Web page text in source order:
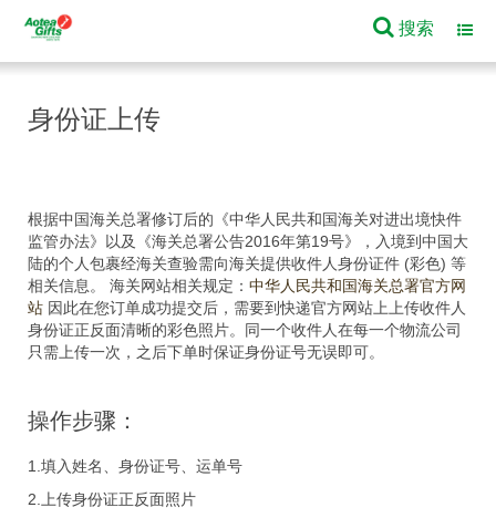
搜索
身份证上传
根据中国海关总署修订后的《中华人民共和国海关对进出境快件
监管办法》以及《海关总署公告2016年第19号》，入境到中国大
陆的个人包裹经海关查验需向海关提供收件人身份证件 (彩色) 等
相关信息。 海关网站相关规定： 中华人民共和国海关总署官方网
站 因此在您订单成功提交后，需要到快递官方网站上上传收件人
身份证正反面清晰的彩色照片。同一个收件人在每一个物流公司
只需上传一次，之后下单时保证身份证号无误即可。
操作步骤：
1.填入姓名、身份证号、运单号
2.上传身份证正反面照片